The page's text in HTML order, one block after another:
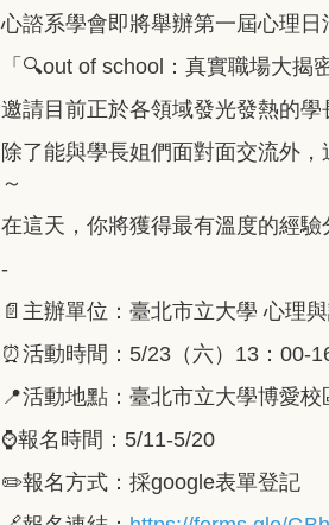
心諮系學會即將舉辦第一屆心理
「🔍out of school：真實職場大揭密
邀請目前正於各領域發光發熱的
除了能與學長姐們面對面交流外
～
在這天，你將獲得最有溫度的經
-
📄主辦單位：臺北市立大學 心理
⏰活動時間：5/23（六）13：00-
📍活動地點：臺北市立大學博愛
⌚️報名時間：5/11-5/20
✏️報名方式：採google表單登記